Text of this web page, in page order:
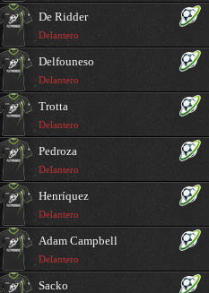
De Ridder
Delantero
Delfouneso
Delantero
Trotta
Delantero
Pedroza
Delantero
Henríquez
Delantero
Adam Campbell
Delantero
Sacko